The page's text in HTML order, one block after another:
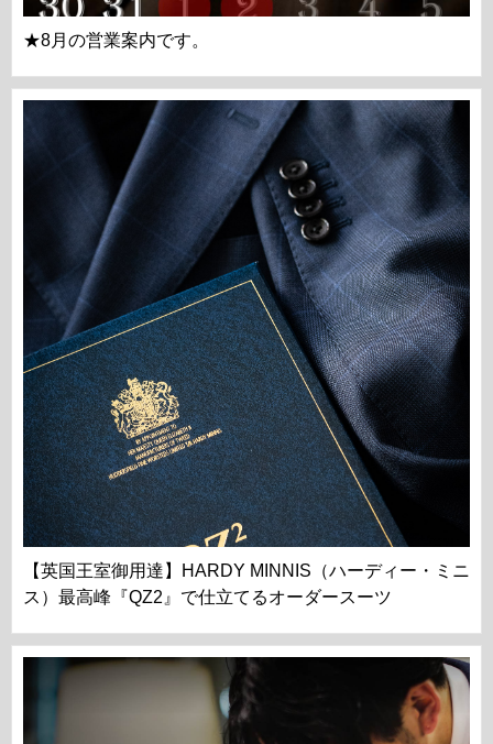
★8月の営業案内です。
【英国王室御用達】HARDY MINNIS（ハーディー・ミニ
ス）最高峰『QZ2』で仕立てるオーダースーツ